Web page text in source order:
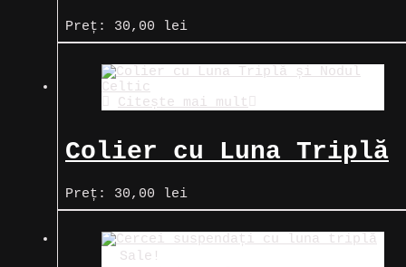
Ochiul atotvăzător
(Ochiul Providenței)
Preț: 30,00 lei
Citește mai mult
Colier cu Luna Triplă
și Nodul Magic (nodul
vrăjitoarei)
Preț: 30,00 lei
Sale!